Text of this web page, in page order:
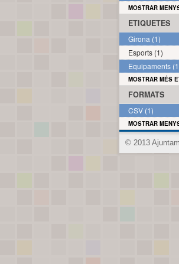
MOSTRAR
ETIQUETES
Girona (1)
Esports (1)
Equipaments
MOSTRAR MÉS
FORMATS
CSV (1)
MOSTRAR
© 2013